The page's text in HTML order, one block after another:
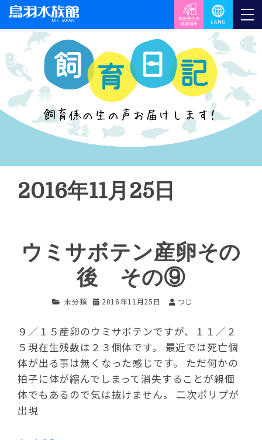
2016年11月25日
ウミサボテン産卵その
後 その⑨
未分類 2016年11月25日 つじ
９／１５産卵のウミサボテンですが、１１／２
５現在生残数は２３個体です。 最近では死亡個
体が出る事は無くなった感じです。 ただ何かの
拍子に体が縮んでしまって消失することが親個
体でもあるので気は抜けません。 二次ポリプが
出現